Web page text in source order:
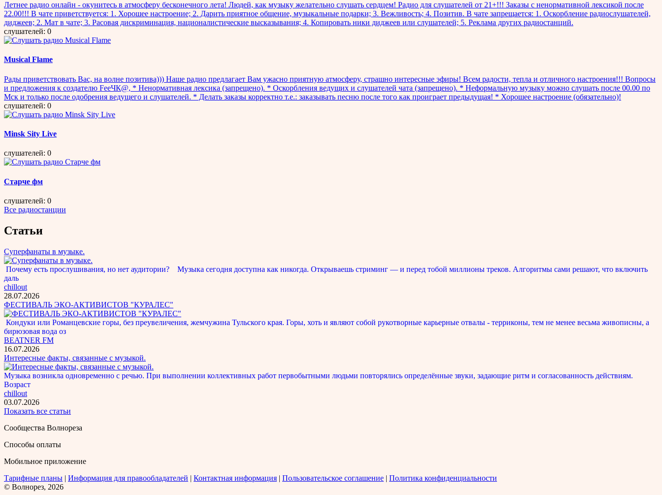
Летнее радио онлайн - окунитесь в атмосферу бесконечного лета! Людей, как музыку желательно слушать сердцем! Радио для слушателей от 21+!!! Заказы с ненормативной лексикой после
22.00!!! В чате приветствуется: 1. Хорошее настроение; 2. Дарить приятное общение, музыкальные подарки; 3. Вежливость; 4. Позитив. В чате запрещается: 1. Оскорбление радиослушателей,
диджеев; 2. Мат в чате; 3. Расовая дискриминация, националистические высказывания; 4. Копировать ники диджеев или слушателей; 5. Реклама других радиостанций.
слушателей: 0
Musical Flame
Рады приветствовать Вас, на волне позитива))) Наше радио предлагает Вам ужасно приятную атмосферу, страшно интересные эфиры! Всем радости, тепла и отличного настроения!!! Вопросы
и предложения к создателю FeеЧК@, * Ненормативная лексика (запрещено). * Оскорбления ведущих и слушателей чата (запрещено). * Неформальную музыку можно слушать после 00.00 по
Мск и только после одобрения ведущего и слушателей. * Делать заказы корректно т.е.: заказывать песню после того как проиграет предыдущая! * Хорошее настроение (обязательно)!
слушателей: 0
Minsk Sity Live
слушателей: 0
Старче фм
слушателей: 0
Все радиостанции
Статьи
Суперфанаты в музыке.
Почему есть прослушивания, но нет аудитории? Музыка сегодня доступна как никогда. Открываешь стриминг — и перед тобой миллионы треков. Алгоритмы сами решают, что включить
даль
chillout
28.07.2026
ФЕСТИВАЛЬ ЭКО-АКТИВИСТОВ "КУРАЛЕС"
Кондуки или Романцевские горы, без преувеличения, жемчужина Тульского края. Горы, хоть и являют собой рукотворные карьерные отвалы - терриконы, тем не менее весьма живописны, а
бирюзовая вода оз
BEATNER FM
16.07.2026
Интересные факты, связанные с музыкой.
Музыка возникла одновременно с речью. При выполнении коллективных работ первобытными людьми повторялись определённые звуки, задающие ритм и согласованность действиям.
Возраст
chillout
03.07.2026
Показать все статьи
Сообщества Волнореза
Способы оплаты
Мобильное приложение
Тарифные планы | Информация для правообладателей | Контактная информация | Пользовательское соглашение | Политика конфиденциальности
© Волнорез, 2026